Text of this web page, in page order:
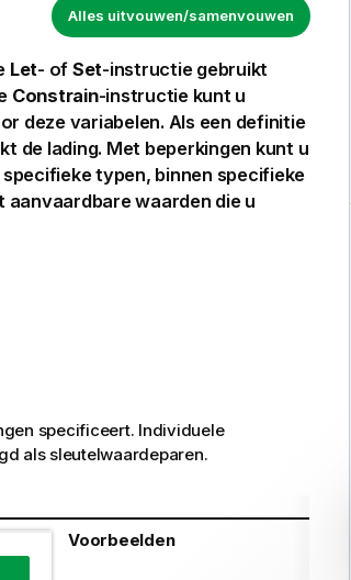
Alles uitvouwen/samenvouwen
Let- of Set-instructie gebruikt
Constrain-instructie kunt u
deze variabelen. Als een definitie
de lading. Met beperkingen kunt u
typen, binnen specifieke
aanvaardbare waarden die u
specificeert. Individuele
als sleutelwaardeparen.
Voorbeelden